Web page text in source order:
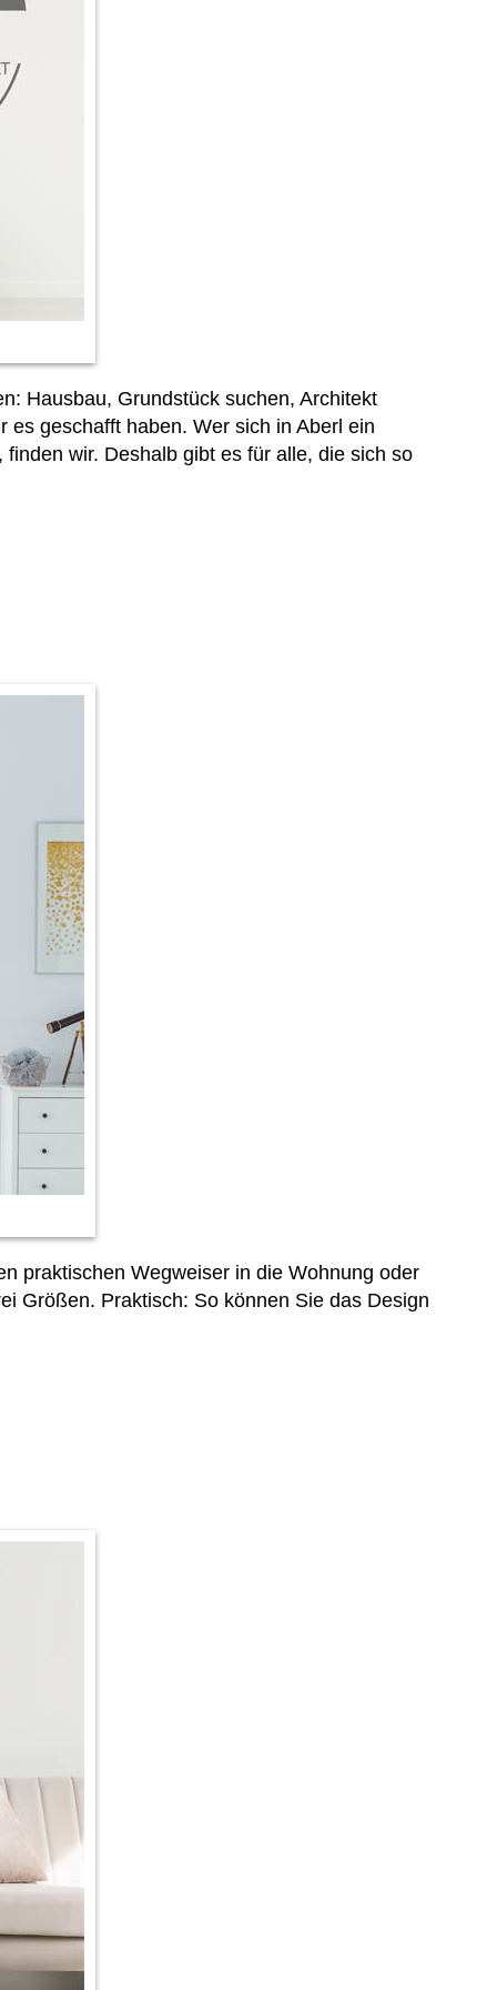
Hausbau, Grundstück suchen, Architekt
geschafft haben. Wer sich in Aberl ein
wir. Deshalb gibt es für alle, die sich so
praktischen Wegweiser in die Wohnung oder
Größen. Praktisch: So können Sie das Design